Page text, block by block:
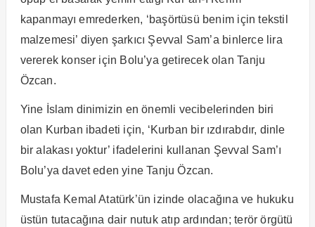
kapanmayı emrederken, ‘başörtüsü benim için tekstil
malzemesi’ diyen şarkıcı Şevval Sam’a binlerce lira
vererek konser için Bolu’ya getirecek olan Tanju
Özcan.
Yine İslam dinimizin en önemli vecibelerinden biri
olan Kurban ibadeti için, ‘Kurban bir ızdırabdır, dinle
bir alakası yoktur’ ifadelerini kullanan Şevval Sam’ı
Bolu’ya davet eden yine Tanju Özcan.
Mustafa Kemal Atatürk’ün izinde olacağına ve hukuku
üstün tutacağına dair nutuk atıp ardından; terör örgütü